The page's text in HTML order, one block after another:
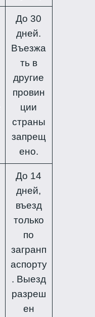
До 30
дней.
Въезжа
ть в
другие
провин
ции
страны
запрещ
ено.
До 14
дней,
въезд
только
по
загранп
аспорту
. Выезд
разреш
ен